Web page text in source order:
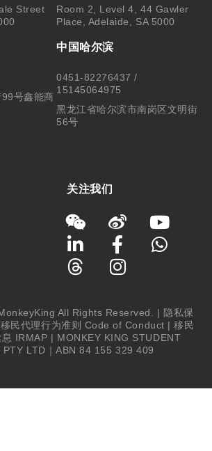
Street
Room 2, Level 4, 44 Gawler
Place, Adelaide, SA 5000
号鑫能商
中国哈尔滨
0451-82276437 /
15145064975
黑龙江省哈尔滨市南岗区文明街
56号
关注我们
All Rights Reserved. | 隐私保
民代理行为准则 Code of Conduct |移民
IRMAP | MONKEY KING STUDENT
PTY LTD｜ABN 84 155 329 409